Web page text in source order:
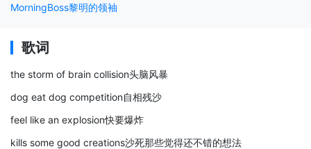
MorningBoss黎明的领袖
歌词
the storm of brain collision头脑风暴
dog eat dog competition自相残沙
feel like an explosion快要爆炸
kills some good creations沙死那些觉得还不错的想法